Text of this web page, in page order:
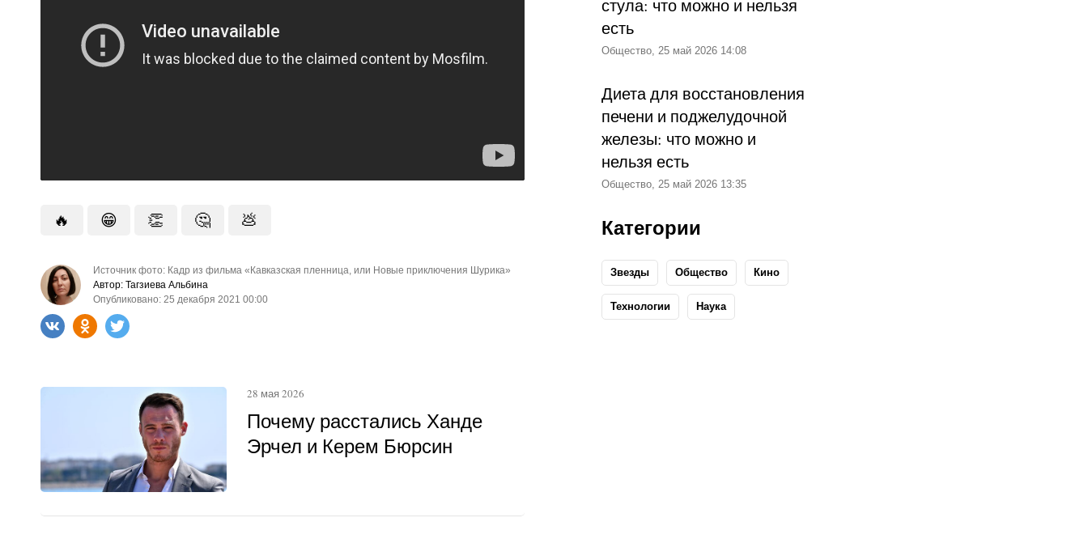
🔥 😁 👏 🤔 💩
Источник фото: Кадр из фильма «Кавказская пленница, или Новые приключения Шурика»
Автор: Тагзиева Альбина
Опубликовано: 25 декабря 2021 00:00
Почему расстались Ханде
Эрчел и Керем Бюрсин
28 мая 2026
стула: что можно и нельзя
есть
Общество, 25 май 2026 14:08
Диета для восстановления
печени и поджелудочной
железы: что можно и
нельзя есть
Общество, 25 май 2026 13:35
Категории
Звезды Общество Кино
Технологии Наука